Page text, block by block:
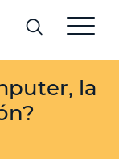
la